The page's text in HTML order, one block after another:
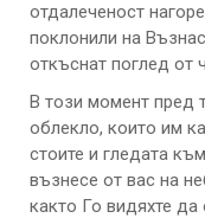
отдалеченост
поклонили на
откъснат поглед от
В този момент пред
облекло, които им
стоите и гледата
възнесе от вас на
както Го видяхте да